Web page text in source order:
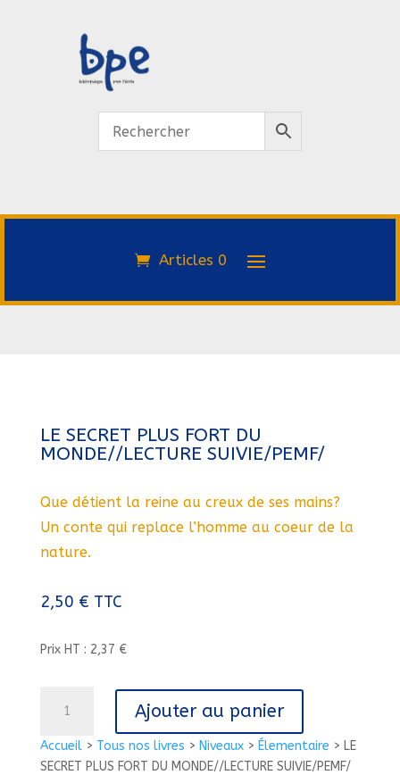
Articles 0
Accueil> Tous nos livres > Niveaux> Élementaire > LE
SECRET PLUS FORT DU MONDE//LECTURE SUIVIE/PEMF/
LE SECRET PLUS FORT DU
MONDE//LECTURE SUIVIE/PEMF/
Que détient la reine au creux de ses mains?
Un conte qui replace l’homme au coeur de la
nature.
2,50 € TTC
Prix HT : 2,37 €
LE
SECRET
Ajouter au panier